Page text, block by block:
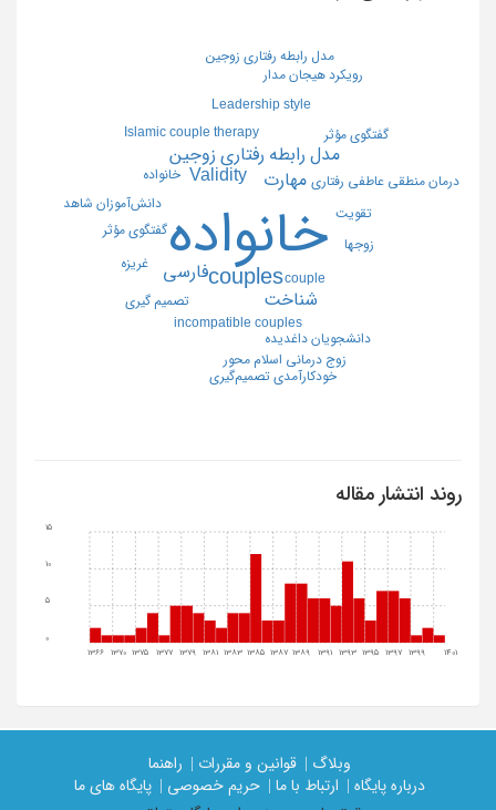
خانواده
couples
مهارت Validity
مدل رابطه رفتاری زوجین
شناخت
فارسی couple
incompatible couples
Islamic couple therapy
Leadership style
تصمیم گیری
خانواده
دانشجویان داغدیده
درمان منطقی عاطفی رفتاری
زوج درمانی اسلام محور
گفتگوی مؤثر
تقویت
خودکارآمدی تصمیم‌گیری
دانش‌آموزان شاهد
رویکرد هیجان مدار
زوجها
غریزه
گفتگوی مؤثر
مدل رابطه رفتاری زوجین
روند انتشار مقاله
1366 1370 1375 1377 1379 1381 1383 1385 1387 1389 1391 1393 1395 1397 1399 1401
0
5
10
15
وبلاگ | قوانین و مقررات |
راهنما
درباره پایگاه |
ارتباط با ما | حریم خصوصی |
پایگاه های ما